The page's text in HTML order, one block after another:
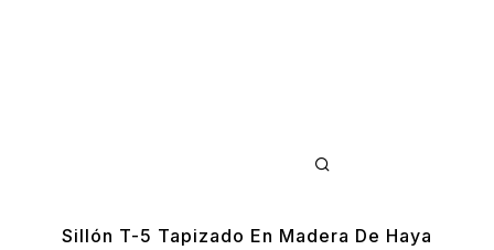
Sillón T-5 Tapizado En Madera De Haya